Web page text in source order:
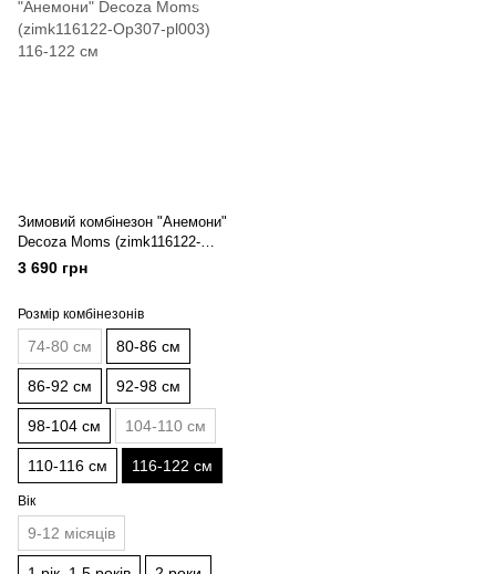
Зимовий комбінезон "Анемони"
Decoza Moms (zimk116122-
Op307-pl003) 116-122 см
3 690 грн
Розмір комбінезонів
74-80 см 80-86 см
86-92 см 92-98 см
98-104 см 104-110 см
110-116 см 116-122 см
Вік
9-12 місяців